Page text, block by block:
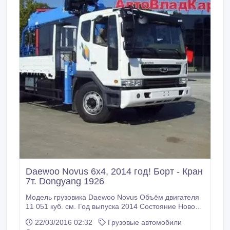
Daewoo Novus 6х4, 2014 год! Борт - Кран
7т. Dongyang 1926
Модель грузовика Daewoo Novus Объём двигателя
11 051 куб. см. Год выпуска 2014 Состояние Новое
500 кг. Тип Бортовой грузовик с манипулятором
22/03/2016 02:32
Грузовые автомобили